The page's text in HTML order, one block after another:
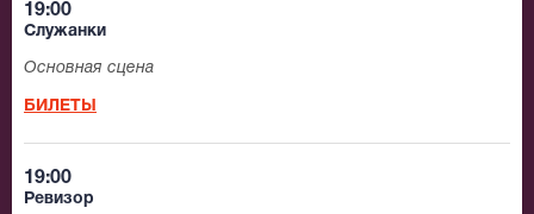
19:00
Служанки
Основная сцена
БИЛЕТЫ
19:00
Ревизор